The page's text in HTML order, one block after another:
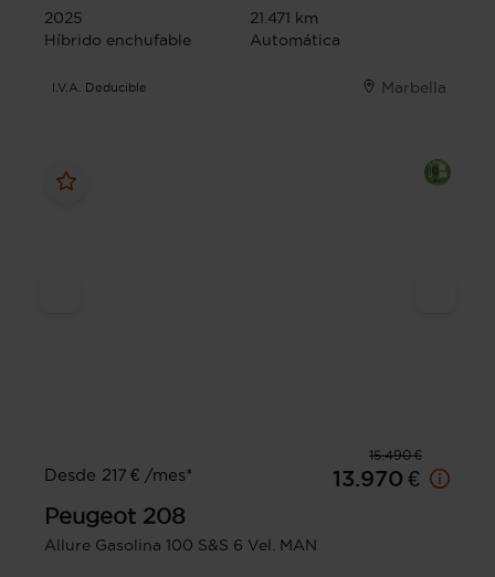
2025
21.471 km
Híbrido enchufable
Automática
I.V.A. Deducible Marbella
15.490 €
Desde 217 € /mes*
13.970 €
Peugeot 208
Allure Gasolina 100 S&S 6 Vel. MAN